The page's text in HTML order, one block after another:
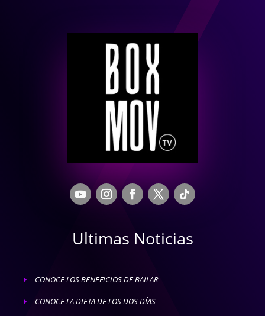
Ultimas Noticias
E CONOCE LOS BENEFICIOS DE BAILAR
E CONOCE LA DIETA DE LOS DOS DÍAS